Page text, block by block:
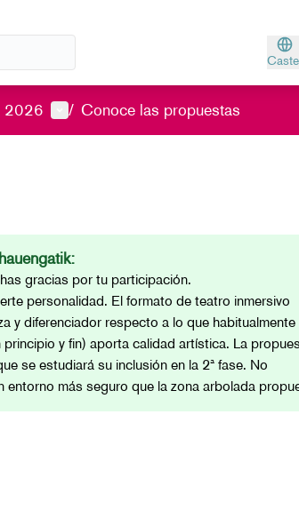
2026 Menú de usuario
/ Conoce las propuestas
gracias por tu participación.
personalidad. El formato de teatro inmersivo
y diferenciador respecto a lo que habitualmente
y fin) aporta calidad artística. La
se estudiará su inclusión en la 2ª fase. No
entorno más seguro que la zona arbolada